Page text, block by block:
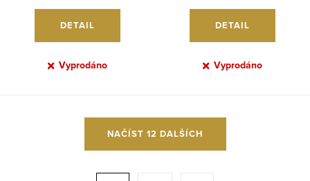
DETAIL
Vyprodáno
DETAIL
Vyprodáno
NAČÍST 12 DALŠÍCH